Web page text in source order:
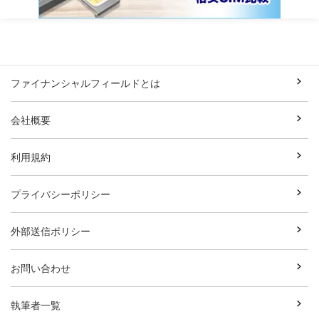
ファイナンシャルフィールドとは
会社概要
利用規約
プライバシーポリシー
外部送信ポリシー
お問い合わせ
執筆者一覧